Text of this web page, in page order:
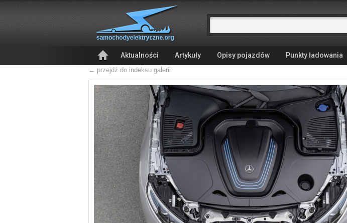
Aktualności Artykuły Opisy pojazdów Punkty ładowania
← przejdź do indeksu galerii